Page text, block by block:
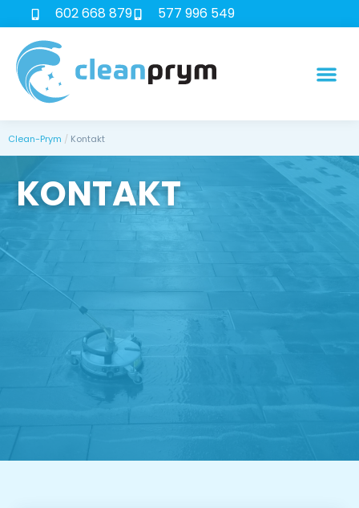
602 668 879 577 996 549
Clean-Prym Kontakt
KONTAKT